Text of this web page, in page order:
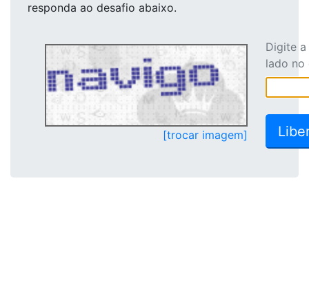
responda ao desafio abaixo.
[trocar imagem]
Digite
lado no